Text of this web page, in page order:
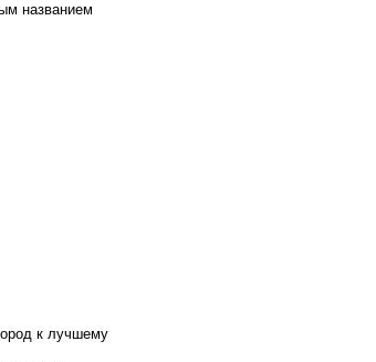
названием
к лучшему